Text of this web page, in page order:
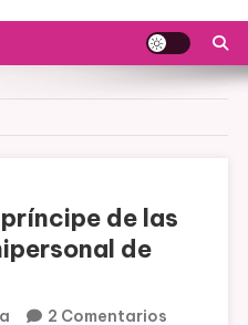
de las
de
2 ComentariosEn